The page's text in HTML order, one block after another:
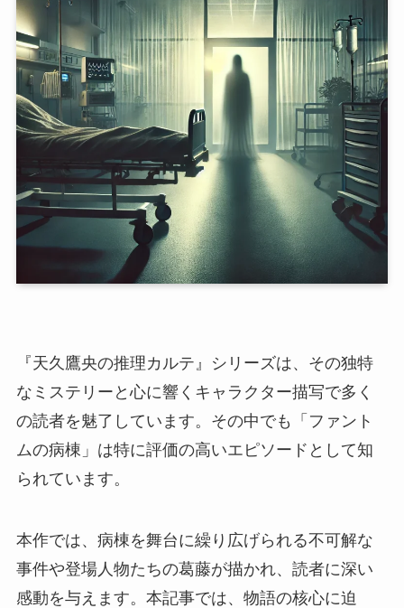
『天久鷹央の推理カルテ』シリーズは、その独特
なミステリーと心に響くキャラクター描写で多く
の読者を魅了しています。その中でも「ファント
ムの病棟」は特に評価の高いエピソードとして知
られています。
本作では、病棟を舞台に繰り広げられる不可解な
事件や登場人物たちの葛藤が描かれ、読者に深い
感動を与えます。本記事では、物語の核心に迫